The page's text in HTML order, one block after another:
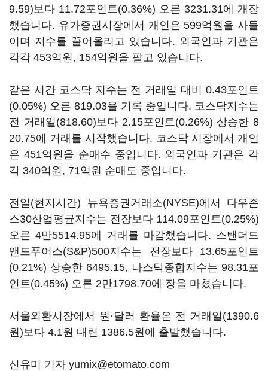
9.59)보다 11.72포인트(0.36%) 오른 3231.31에 개장
했습니다. 유가증권시장에서 개인은 599억원을 사들
이며 지수를 끌어올리고 있습니다. 외국인과 기관은
각각 453억원, 154억원을 팔고 있습니다.
같은 시간 코스닥 지수는 전 거래일 대비 0.43포인트
(0.05%) 오른 819.03을 기록 중입니다. 코스닥지수는
전 거래일(818.60)보다 2.15포인트(0.26%) 상승한 8
20.75에 거래를 시작했습니다. 코스닥 시장에서 개인
은 451억원을 순매수 중입니다. 외국인과 기관은 각
각 340억원, 71억원 순매도 중입니다.
전일(현지시간) 뉴욕증권거래소(NYSE)에서 다우존
스30산업평균지수는 전장보다 114.09포인트(0.25%)
오른 4만5514.95에 거래를 마감했습니다. 스탠더드
앤드푸어스(S&P)500지수는 전장보다 13.65포인트
(0.21%) 상승한 6495.15, 나스닥종합지수는 98.31포
인트(0.45%) 오른 2만1798.70에 장을 마쳤습니다.
서울외환시장에서 원·달러 환율은 전 거래일(1390.6
원)보다 4.1원 내린 1386.5원에 출발했습니다.
신유미 기자 yumix@etomato.com